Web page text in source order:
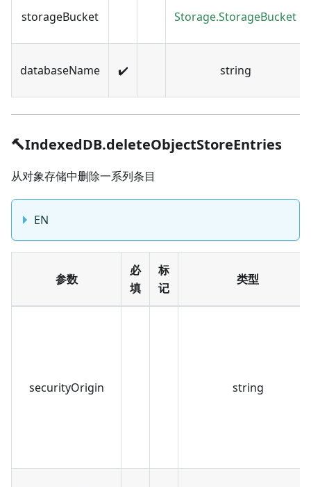
storageBucket Storage.StorageBucket
databaseName ✔️ string
🔨IndexedDB.deleteObjectStoreEntries
从对象存储中删除一系列条目
EN
参数
必
填
标
记
类型
securityOrigin string